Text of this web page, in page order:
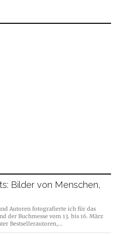
Bilder von Menschen,
Autoren fotografierte ich für das
der Buchmesse vom 13. bis 16. März
Bestsellerautoren,…